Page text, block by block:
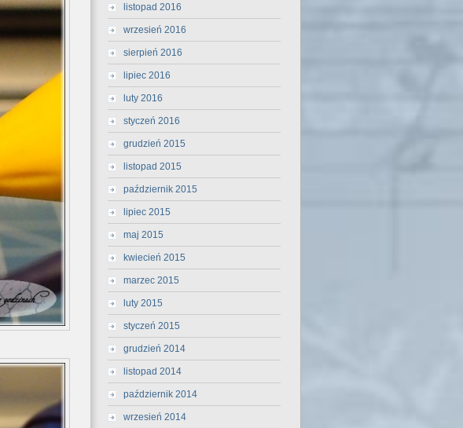
listopad 2016
wrzesień 2016
sierpień 2016
lipiec 2016
luty 2016
styczeń 2016
grudzień 2015
listopad 2015
październik 2015
lipiec 2015
maj 2015
kwiecień 2015
marzec 2015
luty 2015
styczeń 2015
grudzień 2014
listopad 2014
październik 2014
wrzesień 2014